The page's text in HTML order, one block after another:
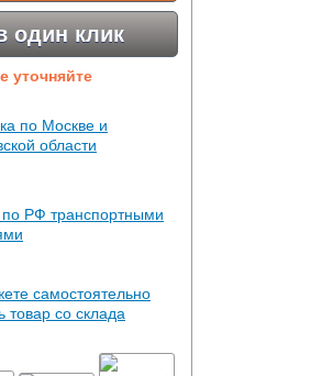
один клик
уточняйте
по Москве и
области
по РФ транспортными
самостоятельно
товар со склада